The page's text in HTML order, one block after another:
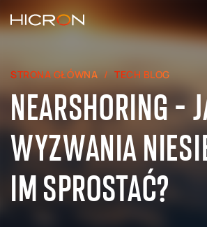
STRONA GŁÓWNA TECH BLOG
NEARSHORING -
WYZWANIA
IM SPROSTAĆ?